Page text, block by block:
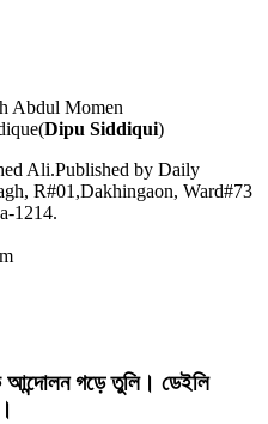
Abdul Momen
Dipu Siddiqui)
Ali.Published by Daily
R#01,Dakhingaon, Ward#73
1214.
আন্দোলন গড়ে তুলি। ডেইলি